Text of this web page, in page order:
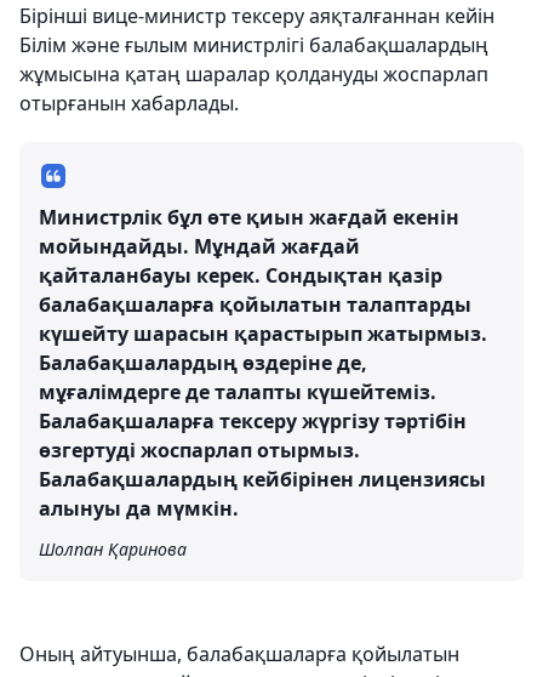
Бірінші вице-министр тексеру аяқталғаннан кейін
Білім және ғылым министрлігі балабақшалардың
жұмысына қатаң шаралар қолдануды жоспарлап
отырғанын хабарлады.
Министрлік бұл өте қиын жағдай екенін
мойындайды. Мұндай жағдай
қайталанбауы керек. Сондықтан қазір
балабақшаларға қойылатын талаптарды
күшейту шарасын қарастырып жатырмыз.
Балабақшалардың өздеріне де,
мұғалімдерге де талапты күшейтеміз.
Балабақшаларға тексеру жүргізу тәртібін
өзгертуді жоспарлап отырмыз.
Балабақшалардың кейбірінен лицензиясы
алынуы да мүмкін.
Шолпан Қаринова
Оның айтуынша, балабақшаларға қойылатын